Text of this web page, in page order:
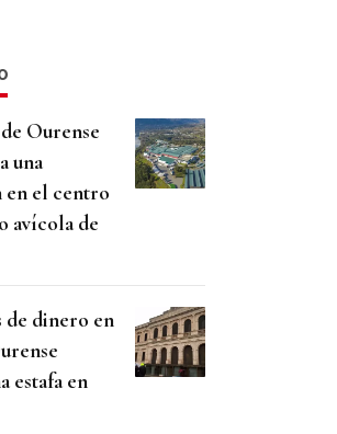
Ourense
una
el centro
avícola de
de dinero en
estafa en